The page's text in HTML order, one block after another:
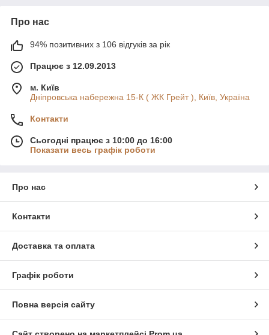
Про нас
94% позитивних з 106 відгуків за рік
Працює з 12.09.2013
м. Київ
Дніпровська набережна 15-К ( ЖК Грейт ), Київ, Україна
Контакти
Сьогодні працює з 10:00 до 16:00
Показати весь графік роботи
Про нас
Контакти
Доставка та оплата
Графік роботи
Повна версія сайту